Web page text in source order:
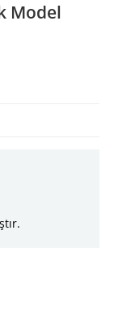
Model